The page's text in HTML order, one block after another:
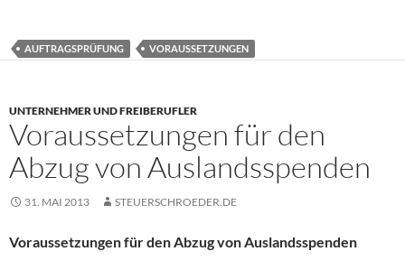
AUFTRAGSPRÜFUNG VORAUSSETZUNGEN
UNTERNEHMER UND FREIBERUFLER
Voraussetzungen für den
Abzug von Auslandsspenden
31. MAI 2013 STEUERSCHROEDER.DE
Voraussetzungen für den Abzug von Auslandsspenden